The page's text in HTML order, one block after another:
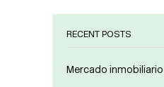
RECENT POSTS
Mercado inmobiliario